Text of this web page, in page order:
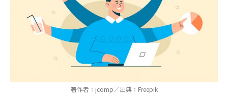
著作者：jcomp／出典：Freepik